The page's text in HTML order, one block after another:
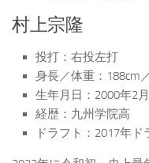
村上宗隆
投打：右投左打
身長／体重：188cm
生年月日：2000年2
経歴：九州学院高
ドラフト：2017年ド